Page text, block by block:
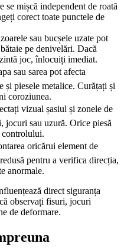
mișcă independent de roată
corect toate punctele de
sau bucșele uzate pot
pe denivelări. Dacă
joc, înlocuiți imediat.
sau sarea pot afecta
și piesele metalice. Curățați și
coroziunea.
vizual șasiul și zonele de
jocuri sau uzură. Orice piesă
controlului.
oricărui element de
pentru a verifica direcția,
anormale.
direct siguranța
observați fisuri, jocuri
de deformare.